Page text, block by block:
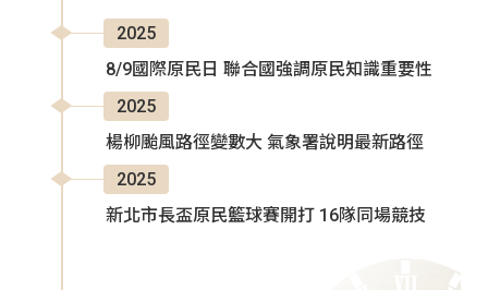
2025
8/9國際原民日 聯合國強調原民知識重要性
2025
楊柳颱風路徑變數大 氣象署說明最新路徑
2025
新北市長盃原民籃球賽開打 16隊同場競技